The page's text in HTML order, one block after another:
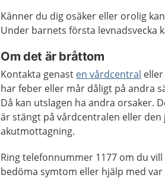
Känner du dig osäker eller orolig
Under barnets första levnadsvecka
Om det är bråttom
Kontakta genast en vårdcentral
har feber eller mår dåligt på andra
Då kan utslagen ha andra orsaker.
är stängt på vårdcentralen eller
akutmottagning.
Ring telefonnummer 1177 om du
bedöma symtom eller hjälp med var